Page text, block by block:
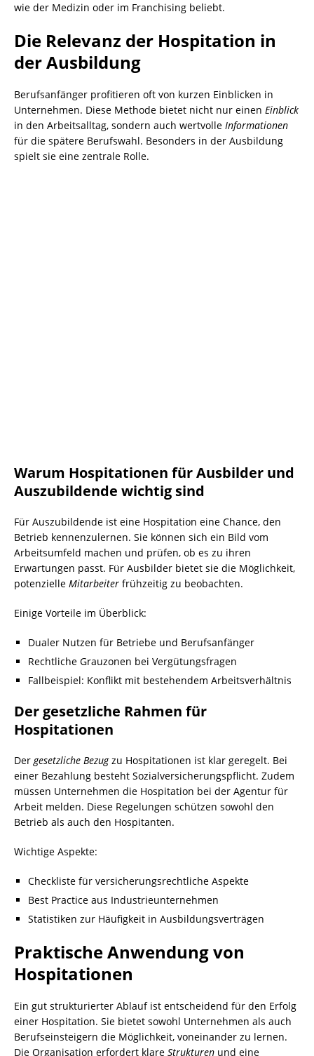
wie der Medizin oder im Franchising beliebt.
Die Relevanz der Hospitation in
der Ausbildung
Berufsanfänger profitieren oft von kurzen Einblicken in
Unternehmen. Diese Methode bietet nicht nur einen Einblick
in den Arbeitsalltag, sondern auch wertvolle Informationen
für die spätere Berufswahl. Besonders in der Ausbildung
spielt sie eine zentrale Rolle.
Warum Hospitationen für Ausbilder und
Auszubildende wichtig sind
Für Auszubildende ist eine Hospitation eine Chance, den
Betrieb kennenzulernen. Sie können sich ein Bild vom
Arbeitsumfeld machen und prüfen, ob es zu ihren
Erwartungen passt. Für Ausbilder bietet sie die Möglichkeit,
potenzielle Mitarbeiter frühzeitig zu beobachten.
Einige Vorteile im Überblick:
Dualer Nutzen für Betriebe und Berufsanfänger
Rechtliche Grauzonen bei Vergütungsfragen
Fallbeispiel: Konflikt mit bestehendem Arbeitsverhältnis
Der gesetzliche Rahmen für
Hospitationen
Dergesetzliche Bezugzu Hospitationen ist klar geregelt. Bei
einer Bezahlung besteht Sozialversicherungspflicht. Zudem
müssen Unternehmen die Hospitation bei der Agentur für
Arbeit melden. Diese Regelungen schützen sowohl den
Betrieb als auch den Hospitanten.
Wichtige Aspekte:
Checkliste für versicherungsrechtliche Aspekte
Best Practice aus Industrieunternehmen
Statistiken zur Häufigkeit in Ausbildungsverträgen
Praktische Anwendung von
Hospitationen
Ein gut strukturierter Ablauf ist entscheidend für den Erfolg
einer Hospitation. Sie bietet sowohl Unternehmen als auch
Berufseinsteigern die Möglichkeit, voneinander zu lernen.
Die Organisation erfordert klare Strukturen und eine